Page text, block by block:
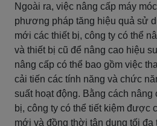
Ngoài ra, việc nâng cấp máy
phương pháp tăng hiệu quả sử
mới các thiết bị, công ty có thể
và thiết bị cũ để nâng cao hiệu
nâng cấp có thể bao gồm việc
cải tiến các tính năng và chức
suất hoạt động. Bằng cách nâng
bị, công ty có thể tiết kiệm được
mới và đồng thời tận dụng tối đa